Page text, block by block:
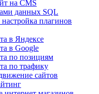
на CMS
данных SQL
плагинов
в Яндексе
в Google
по позициям
по трафику
сайтов